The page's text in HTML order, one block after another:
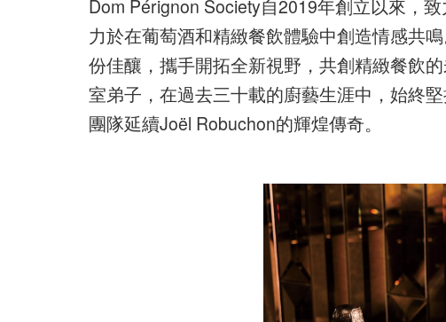
Dom Pérignon Society自2019年創立以來，
力於在葡萄酒和精緻餐飲體驗中創造情感共
份佳釀，攜手開拓全新視野，共創精緻餐飲
室弟子，在過去三十載的廚藝生涯中，始終
團隊延續Joël Robuchon的輝煌傳奇。